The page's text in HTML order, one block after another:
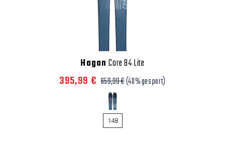
Hagan Core 84 Lite
395,99 € 659,99 €(40% gespart)
148